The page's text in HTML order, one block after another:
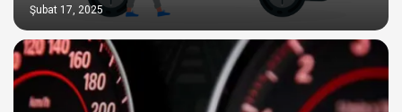
Şubat 17, 2025